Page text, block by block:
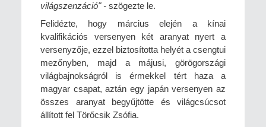
világszenzáció" - szögezte le.
Felidézte, hogy március elején a kínai
kvalifikációs versenyen két aranyat nyert a
versenyzője, ezzel biztosította helyét a csengtui
mezőnyben, majd a májusi, görögországi
világbajnokságról is érmekkel tért haza a
magyar csapat, aztán egy japán versenyen az
összes aranyat begyűjtötte és világcsúcsot
állított fel Törőcsik Zsófia.